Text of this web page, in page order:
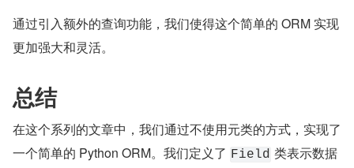
通过引入额外的查询功能，我们使得这个简单的 ORM 实现
更加强大和灵活。
总结
在这个系列的文章中，我们通过不使用元类的方式，实现了
一个简单的 Python ORM。我们定义了 Field 类表示数据